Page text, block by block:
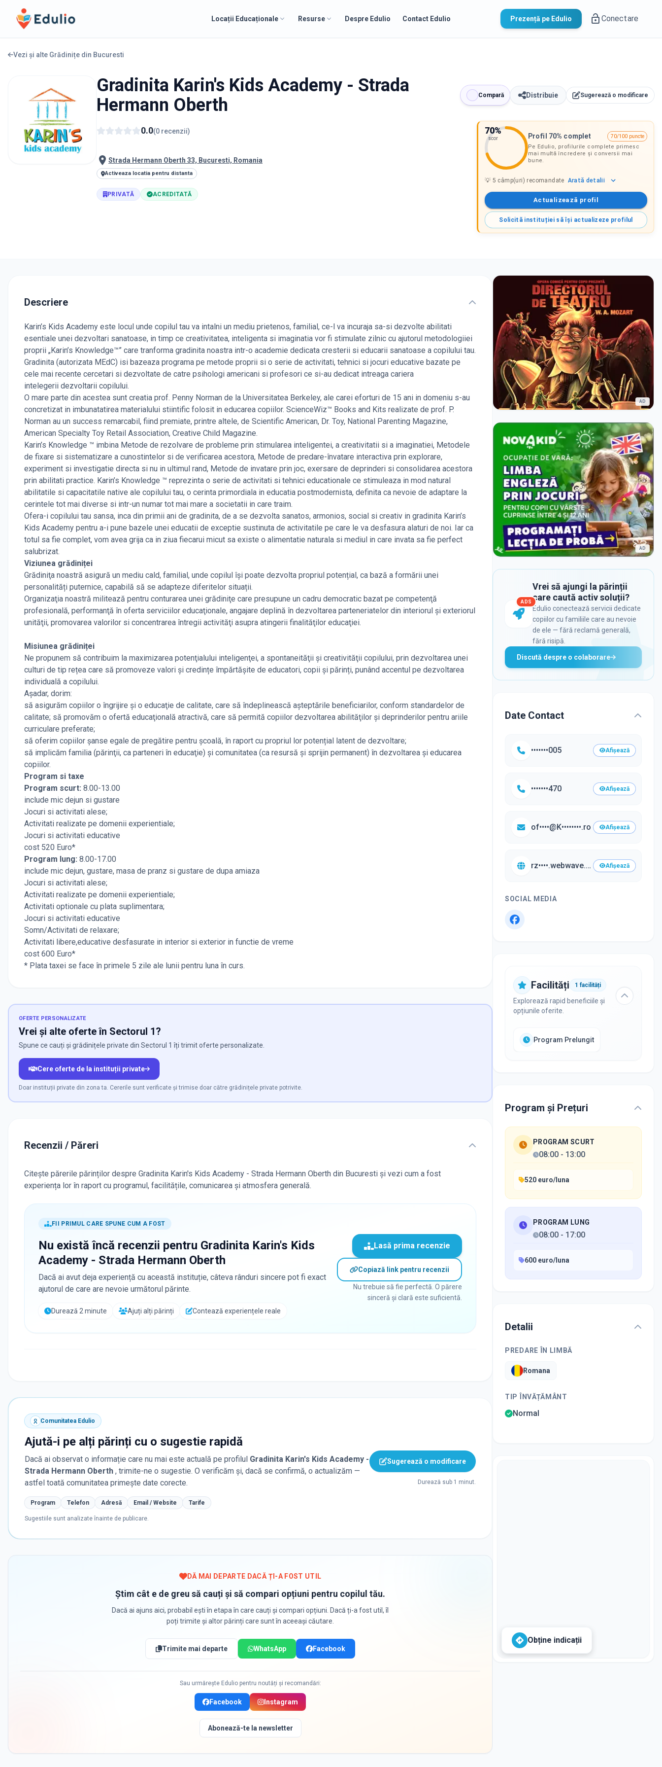
Edulio
Locații Educaționale Resurse Despre Edulio Contact Edulio Prezență pe Edulio Conectare
Vezi și alte Grădinițe din Bucuresti
Gradinita Karin's Kids Academy - Strada
Hermann Oberth
Compară Distribuie Sugerează o modificare
0.0(0 recenzii)
Strada Hermann Oberth 33, Bucuresti, Romania
Activeaza locatia pentru distanta
PRIVATĂ ACREDITATĂ
70%
scor Profil 70% complet
70/100 puncte
Pe Edulio, profilurile complete primesc
mai multă încredere și conversii mai
bune.
💡 5 câmp(uri) recomandate Arată detalii
Actualizează profil
Solicită instituției să își actualizeze profilul
Descriere
Karin’s Kids Academy este locul unde copilul tau va intalni un mediu prietenos, familial, ce-l va incuraja sa-si dezvolte abilitati
esentiale unei dezvoltari sanatoase, in timp ce creativitatea, inteligenta si imaginatia vor fi stimulate zilnic cu ajutorul metodologiiei
proprii „Karin’s Knowledge™” care tranforma gradinita noastra intr-o academie dedicata cresterii si educarii sanatoase a copilului tau.
Gradinita (autorizata MEdC) isi bazeaza programa pe metode proprii si o serie de activitati, tehnici si jocuri educative bazate pe
cele mai recente cercetari si dezvoltate de catre psihologi americani si profesori ce si-au dedicat intreaga cariera
intelegerii dezvoltarii copilului.
O mare parte din acestea sunt creatia prof. Penny Norman de la Universitatea Berkeley, ale carei eforturi de 15 ani in domeniu s-au
concretizat in imbunatatirea materialului stiintific folosit in educarea copiilor. ScienceWiz™ Books and Kits realizate de prof. P.
Norman au un success remarcabil, fiind premiate, printre altele, de Scientific American, Dr. Toy, National Parenting Magazine,
American Specialty Toy Retail Association, Creative Child Magazine.
Karin’s Knowledge ™ imbina Metode de rezolvare de probleme prin stimularea inteligentei, a creativitatii si a imaginatiei, Metodele
de fixare si sistematizare a cunostintelor si de verificarea acestora, Metode de predare-învatare interactiva prin explorare,
experiment si investigatie directa si nu in ultimul rand, Metode de invatare prin joc, exersare de deprinderi si consolidarea acestora
prin abilitati practice. Karin’s Knowledge ™ reprezinta o serie de activitati si tehnici educationale ce stimuleaza in mod natural
abilitatile si capacitatile native ale copilului tau, o cerinta primordiala in educatia postmodernista, definita ca nevoie de adaptare la
cerintele tot mai diverse si intr-un numar tot mai mare a societatii in care traim.
Ofera-i copilului tau sansa, inca din primii ani de gradinita, de a se dezvolta sanatos, armonios, social si creativ in gradinita Karin’s
Kids Academy pentru a-i pune bazele unei educatii de exceptie sustinuta de activitatile pe care le va desfasura alaturi de noi. Iar ca
totul sa fie complet, vom avea grija ca in ziua fiecarui micut sa existe o alimentatie naturala si mediul in care invata sa fie perfect
salubrizat.
Viziunea grădiniței
Grădiniţa noastră asigură un mediu cald, familial, unde copilul își poate dezvolta propriul potențial, ca bază a formării unei
personalități puternice, capabilă să se adapteze diferitelor situații.
Organizaţia noastră militează pentru conturarea unei grădiniţe care presupune un cadru democratic bazat pe competenţă
profesională, performanţă în oferta serviciilor educaţionale, angajare deplină în dezvoltarea parteneriatelor din interiorul şi exteriorul
unităţii, promovarea valorilor si concentrarea întregii activităţi asupra atingerii finalităţilor educaţiei.
Misiunea grădiniței
Ne propunem să contribuim la maximizarea potenţialului inteligenţei, a spontaneităţii şi creativităţii copilului, prin dezvoltarea unei
culturi de tip rețea care să promoveze valori și credințe împărtășite de educatori, copii și părinți, punând accentul pe dezvoltarea
individuală a copilului.
Aşadar, dorim:
să asigurăm copiilor o îngrijire şi o educaţie de calitate, care să îndeplinească aşteptările beneficiarilor, conform standardelor de
calitate; să promovăm o ofertă educaţională atractivă, care să permită copiilor dezvoltarea abilităţilor şi deprinderilor pentru ariile
curriculare preferate;
să oferim copiilor şanse egale de pregătire pentru şcoală, în raport cu propriul lor potențial latent de dezvoltare;
să implicăm familia (părinţii, ca parteneri în educaţie) şi comunitatea (ca resursă şi sprijin permanent) în dezvoltarea şi educarea
copiilor.
Program si taxe
Program scurt: 8.00-13.00
include mic dejun si gustare
Jocuri si activitati alese;
Activitati realizate pe domenii experientiale;
Jocuri si activitati educative
cost 520 Euro*
Program lung: 8.00-17.00
include mic dejun, gustare, masa de pranz si gustare de dupa amiaza
Jocuri si activitati alese;
Activitati realizate pe domenii experientiale;
Activitati optionale cu plata suplimentara;
Jocuri si activitati educative
Somn/Activitati de relaxare;
Activitati libere,educative desfasurate in interior si exterior in functie de vreme
cost 600 Euro*
* Plata taxei se face în primele 5 zile ale lunii pentru luna în curs.
OFERTE PERSONALIZATE
Vrei și alte oferte în Sectorul 1?
Spune ce cauți și grădinițele private din Sectorul 1 îți trimit oferte personalizate.
Cere oferte de la instituții private
Doar instituții private din zona ta. Cererile sunt verificate și trimise doar către grădinițele private potrivite.
Recenzii / Păreri
Citește părerile părinților despre Gradinita Karin's Kids Academy - Strada Hermann Oberth din Bucuresti și vezi cum a fost
experiența lor în raport cu programul, facilitățile, comunicarea și atmosfera generală.
FII PRIMUL CARE SPUNE CUM A FOST
Nu există încă recenzii pentru Gradinita Karin's Kids
Academy - Strada Hermann Oberth
Dacă ai avut deja experiență cu această instituție, câteva rânduri sincere pot fi exact
ajutorul de care are nevoie următorul părinte.
Durează 2 minute Ajuți alți părinți Contează experiențele reale
Lasă prima recenzie
Copiază link pentru recenzii
Nu trebuie să fie perfectă. O părere
sinceră și clară este suficientă.
Comunitatea Edulio
Ajută-i pe alți părinți cu o sugestie rapidă
Dacă ai observat o informație care nu mai este actuală pe profilul Gradinita Karin's Kids Academy -
Strada Hermann Oberth , trimite-ne o sugestie. O verificăm și, dacă se confirmă, o actualizăm —
astfel toată comunitatea primește date corecte.
Program Telefon Adresă Email / Website Tarife
Sugestiile sunt analizate înainte de publicare.
Sugerează o modificare
Durează sub 1 minut.
DĂ MAI DEPARTE DACĂ ȚI-A FOST UTIL
Știm cât e de greu să cauți și să compari opțiuni pentru copilul tău.
Dacă ai ajuns aici, probabil ești în etapa în care cauți și compari opțiuni. Dacă ți-a fost util, îl
poți trimite și altor părinți care sunt în aceeași căutare.
Trimite mai departe WhatsApp Facebook
Sau urmărește Edulio pentru noutăți și recomandări:
Facebook Instagram
Abonează-te la newsletter
AD
AD
ADS
Vrei să ajungi la părinții
care caută activ soluții?
Edulio conectează servicii dedicate
copiilor cu familiile care au nevoie
de ele — fără reclamă generală,
fără risipă.
Discută despre o colaborare
Date Contact
•••••••005 Afișează
•••••••470 Afișează
of••••@K••••••••.ro Afișează
rz••••.webwave.dev/•••Afișează
SOCIAL MEDIA
Facilități 1 facilități
Explorează rapid beneficiile și
opțiunile oferite.
Program Prelungit
Program și Prețuri
PROGRAM SCURT
08:00 - 13:00
520 euro/luna
PROGRAM LUNG
08:00 - 17:00
600 euro/luna
Detalii
PREDARE ÎN LIMBĂ
Romana
TIP ÎNVĂȚĂMÂNT
Normal
Obține indicații